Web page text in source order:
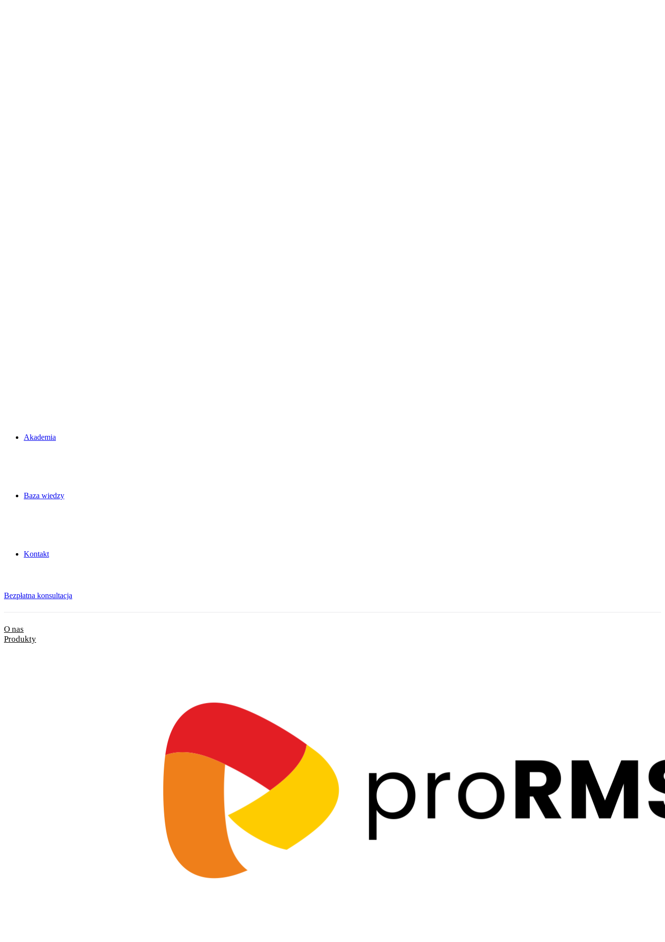
Akademia
Baza wiedzy
Kontakt
Bezpłatna konsultacja
O nas
Produkty